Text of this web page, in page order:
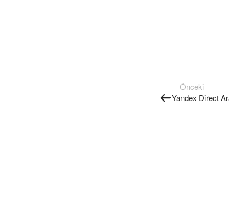
Önceki
Yandex Direct